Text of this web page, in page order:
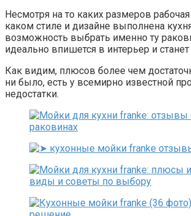
Несмотря на то каких размеров
каком стиле и дизайне выполнена
возможность выбрать именно ту
идеально впишется в интерьер и
Как видим, плюсов более чем
ни было, есть у всемирно известной
недостатки.